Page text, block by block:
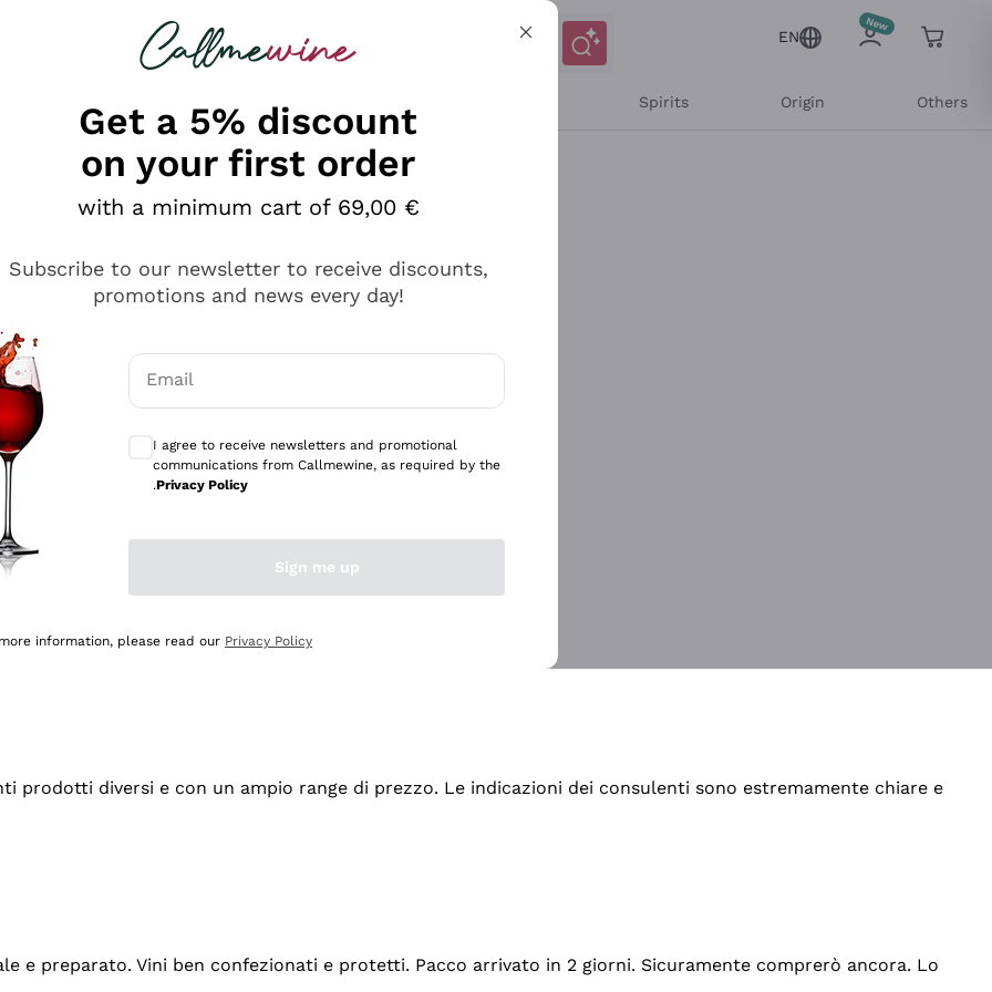
looking for
EN
Spirits Origin Others
professionalità
diversi e con un ampio range di prezzo. Le indicazioni dei consulenti sono estremamente chiare e
e preparato. Vini ben confezionati e protetti. Pacco arrivato in 2 giorni. Sicuramente comprerò ancora. Lo
Get a 5% discount
on your first order
with a minimum cart of 69,00 €
Subscribe to our newsletter to receive discounts,
promotions and news every day!
Email
I agree to receive newsletters and promotional
communications from Callmewine, as required by the
.Privacy Policy
Sign me up
information, please read our Privacy Policy